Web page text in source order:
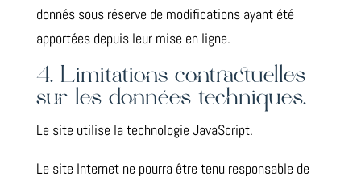
donnés sous réserve de modifications ayant été
apportées depuis leur mise en ligne.
4. Limitations contractuelles
sur les données techniques.
Le site utilise la technologie JavaScript.
Le site Internet ne pourra être tenu responsable de